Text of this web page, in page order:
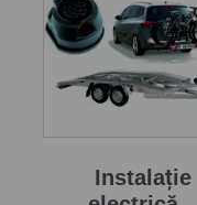
Instalație